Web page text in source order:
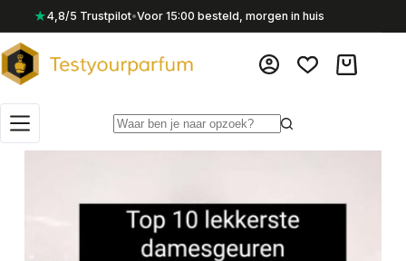
inhoud
★4,8/5 Trustpilot•Voor 15:00 besteld, morgen in huis